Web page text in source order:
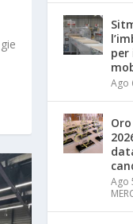
per
Ago
Ago